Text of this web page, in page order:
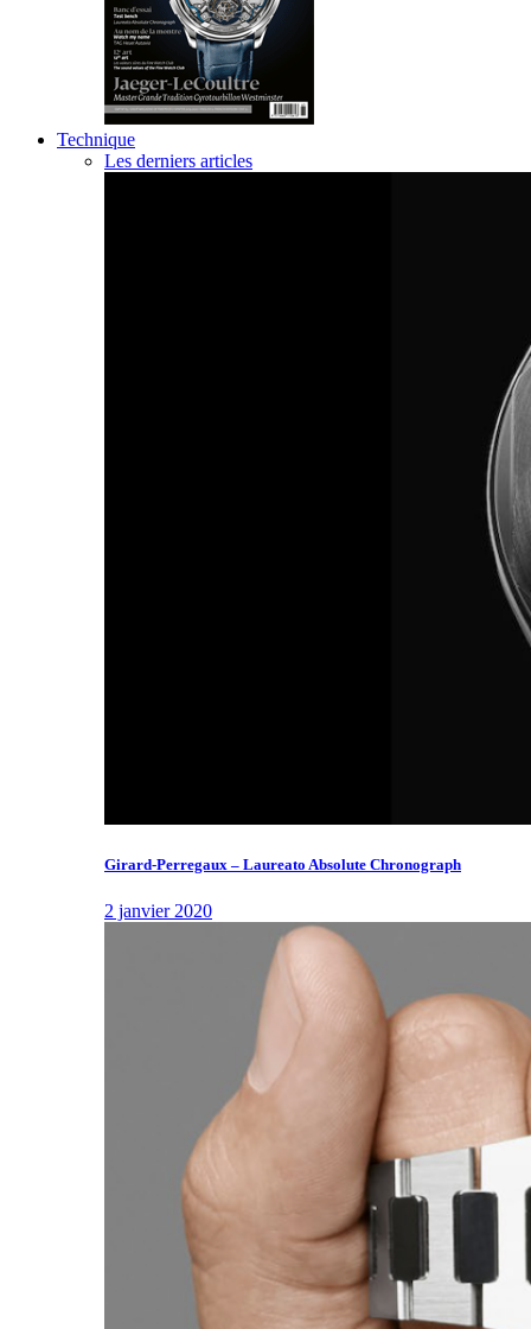
Technique
Les derniers articles
Girard-Perregaux – Laureato Absolute Chronograph
2 janvier 2020